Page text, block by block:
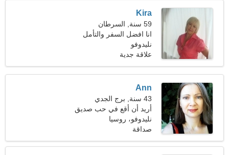
Kira
59 سنة, السرطان
انا افضل السفر والتأمل
نليدوفو
علاقة جدية
Ann
43 سنة, برج الجدي
أريد أن أقع في حب صديق
حنون
نليدوفو، روسيا
صداقة